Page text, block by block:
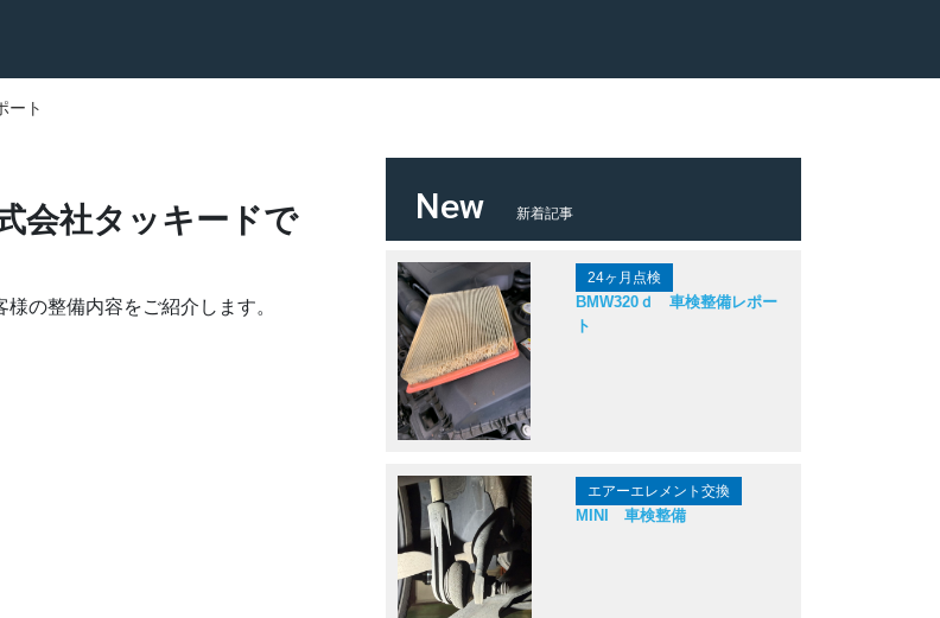
ート
会社タッキードで
の整備内容をご紹介します。
New 新着記事
24ヶ月点検
BMW320ｄ 車検整備レポー
ト
エアーエレメント交換
MINI 車検整備